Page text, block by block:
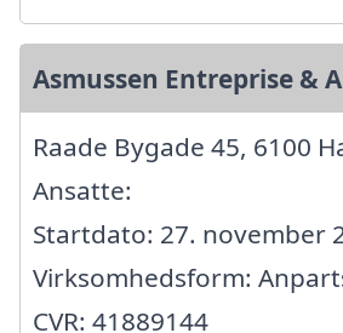
Asmussen Entreprise &
Raade Bygade 45, 6100
Ansatte:
Startdato: 27. november
Virksomhedsform:
CVR: 41889144